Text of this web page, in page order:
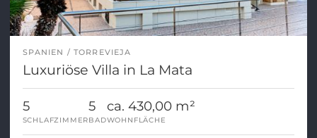
SPANIEN TORREVIEJA
Luxuriöse Villa in La Mata
5
SCHLAFZIMMER
5
BAD
ca. 430,00 m²
WOHNFLÄCHE